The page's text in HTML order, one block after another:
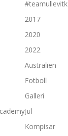
#teamullevitk
2017
2020
2022
Australien
Fotboll
Galleri
Jul
Kompisar